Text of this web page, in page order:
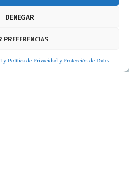
DENEGAR
PREFERENCIAS
y Política de Privacidad y Protección de Datos
personales